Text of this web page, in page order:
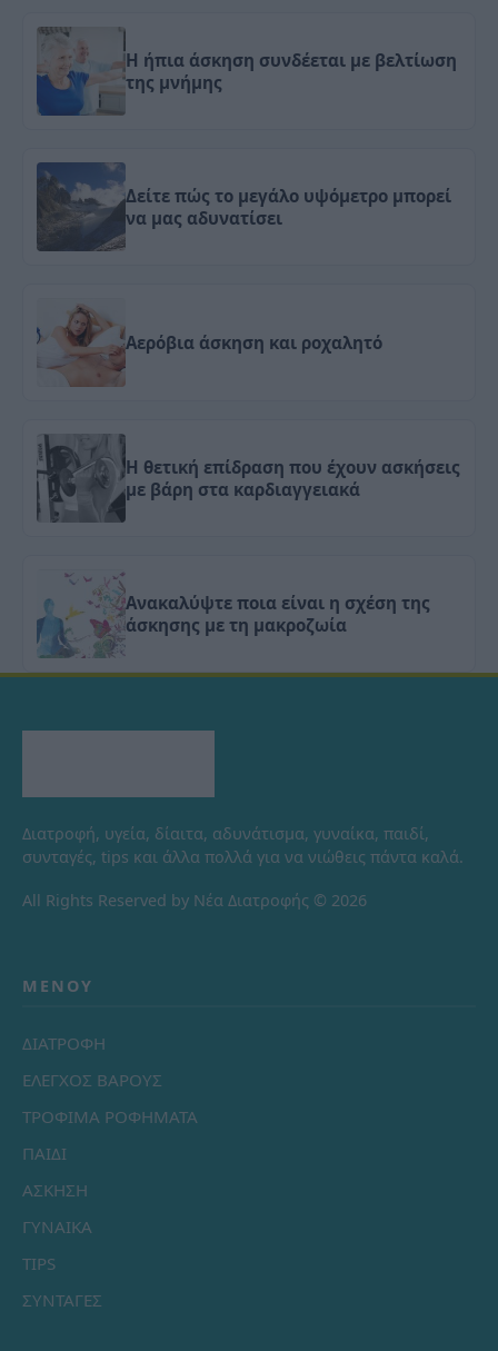
Η ήπια άσκηση συνδέεται με βελτίωση
της μνήμης
Δείτε πώς το μεγάλο υψόμετρο μπορεί
να μας αδυνατίσει
Αερόβια άσκηση και ροχαλητό
Η θετική επίδραση που έχουν ασκήσεις
με βάρη στα καρδιαγγειακά
Ανακαλύψτε ποια είναι η σχέση της
άσκησης με τη μακροζωία
Διατροφή, υγεία, δίαιτα, αδυνάτισμα, γυναίκα, παιδί,
συνταγές, tips και άλλα πολλά για να νιώθεις πάντα καλά.
All Rights Reserved by Νέα Διατροφής © 2026
ΜΕΝΟΎ
ΔΙΑΤΡΟΦΗ
ΕΛΕΓΧΟΣ ΒΑΡΟΥΣ
ΤΡΟΦΙΜΑ ΡΟΦΗΜΑΤΑ
ΠΑΙΔΙ
ΑΣΚΗΣΗ
ΓΥΝΑΙΚΑ
TIPS
ΣΥΝΤΑΓΕΣ